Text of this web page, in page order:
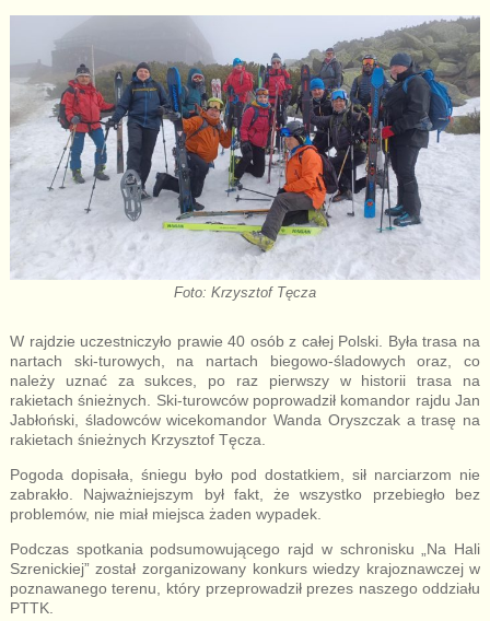
Foto: Krzysztof Tęcza
W rajdzie uczestniczyło prawie 40 osób z całej Polski. Była trasa na
nartach ski-turowych, na nartach biegowo-śladowych oraz, co
należy uznać za sukces, po raz pierwszy w historii trasa na
rakietach śnieżnych. Ski-turowców poprowadził komandor rajdu Jan
Jabłoński, śladowców wicekomandor Wanda Oryszczak a trasę na
rakietach śnieżnych Krzysztof Tęcza.
Pogoda dopisała, śniegu było pod dostatkiem, sił narciarzom nie
zabrakło. Najważniejszym był fakt, że wszystko przebiegło bez
problemów, nie miał miejsca żaden wypadek.
Podczas spotkania podsumowującego rajd w schronisku „Na Hali
Szrenickiej” został zorganizowany konkurs wiedzy krajoznawczej w
poznawanego terenu, który przeprowadził prezes naszego oddziału
PTTK.